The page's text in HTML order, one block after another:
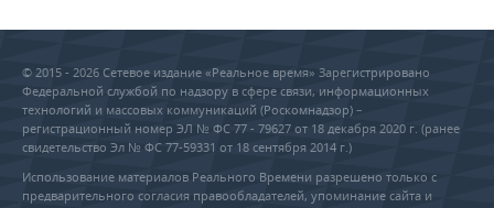
© 2015 - 2026 Сетевое издание «Реальное время» Зарегистрировано
Федеральной службой по надзору в сфере связи, информационных
технологий и массовых коммуникаций (Роскомнадзор) –
регистрационный номер ЭЛ № ФС 77 - 79627 от 18 декабря 2020 г. (ранее
свидетельство Эл № ФС 77-59331 от 18 сентября 2014 г.)
Использование материалов Реального Времени разрешено только с
предварительного согласия правообладателей, упоминание сайта и